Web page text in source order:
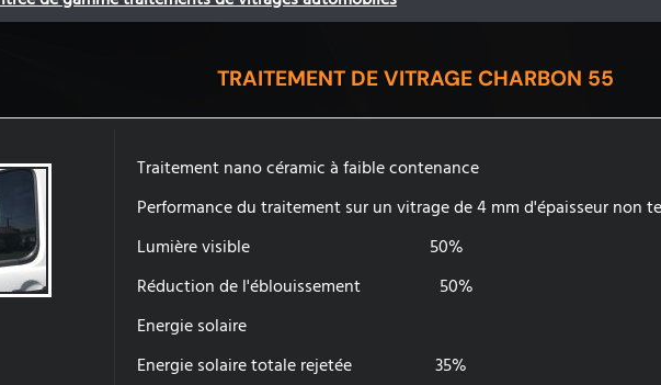
TRAITEMENT DE VITRAGE CHARBON 55
Traitement nano céramic à faible contenance
Performance du traitement sur un vitrage de 4 mm d'épaisseur non
Lumière visible 50%
Réduction de l'éblouissement 50%
Energie solaire
Energie solaire totale rejetée 35%